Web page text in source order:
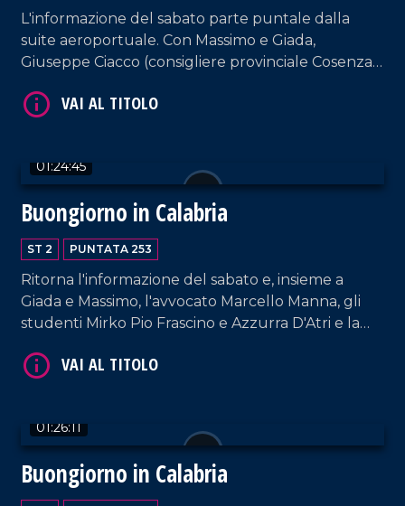
L'informazione del sabato parte puntale dalla
suite aeroportuale. Con Massimo e Giada,
Giuseppe Ciacco (consigliere provinciale Cosenza),
Grosso.
01:24:45
Buongiorno in Calabria
ST 2 PUNTATA 253
Ritorna l'informazione del sabato e, insieme a
Giada e Massimo, l'avvocato Marcello Manna, gli
studenti Mirko Pio Frascino e Azzurra D'Atri e la
01:26:11
Buongiorno in Calabria
VAI AL TITOLO
VAI AL TITOLO